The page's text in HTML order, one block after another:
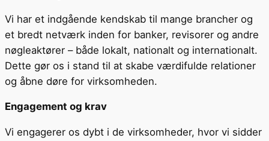
Vi har et indgående kendskab til mange brancher og
et bredt netværk inden for banker, revisorer og andre
nøgleaktører – både lokalt, nationalt og internationalt.
Dette gør os i stand til at skabe værdifulde relationer
og åbne døre for virksomheden.
Engagement og krav
Vi engagerer os dybt i de virksomheder, hvor vi sidder